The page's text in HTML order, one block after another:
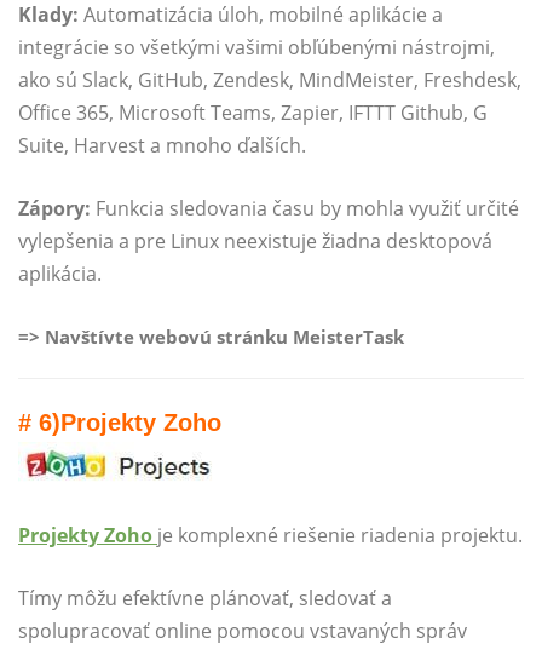
Klady: Automatizácia úloh, mobilné aplikácie a
integrácie so všetkými vašimi obľúbenými nástrojmi,
ako sú Slack, GitHub, Zendesk, MindMeister, Freshdesk,
Office 365, Microsoft Teams, Zapier, IFTTT Github, G
Suite, Harvest a mnoho ďalších.
Zápory: Funkcia sledovania času by mohla využiť určité
vylepšenia a pre Linux neexistuje žiadna desktopová
aplikácia.
=> Navštívte webovú stránku MeisterTask
# 6)Projekty Zoho
Projekty Zoho je komplexné riešenie riadenia projektu.
Tímy môžu efektívne plánovať, sledovať a
spolupracovať online pomocou vstavaných správ